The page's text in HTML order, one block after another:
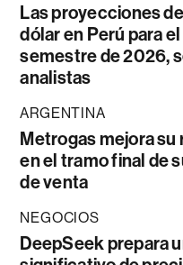
Las proyecciones
dólar en Perú para
semestre de 2026,
analistas
ARGENTINA
Metrogas mejora su
en el tramo final de
de venta
NEGOCIOS
DeepSeek prepara